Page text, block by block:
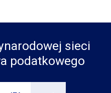
sieci
podatkowego